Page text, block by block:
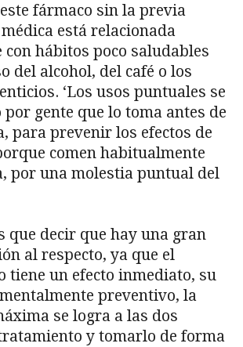
fármaco sin la previa
está relacionada
con hábitos poco saludables
del alcohol, del café o los
‘Los usos puntuales se
por gente que lo toma antes de
para prevenir los efectos de
comen habitualmente
por una molestia puntual del
que decir que hay una gran
al respecto, ya que el
tiene un efecto inmediato, su
preventivo, la
se logra a las dos
y tomarlo de forma